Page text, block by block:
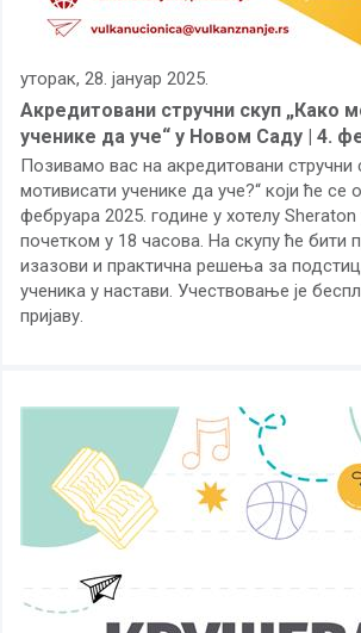
уторак, 28. јануар 2025.
Акредитовани стручни скуп „Како
ученике да уче“ у Новом Саду | 4.
Позивамо вас на акредитовани стручни
мотивисати ученике да уче?“ који ће се
фебруара 2025. године у хотелу Sheraton
почетком у 18 часова. На скупу ће бити
изазови и практична решења за
ученика у настави. Учествовање је
пријаву.